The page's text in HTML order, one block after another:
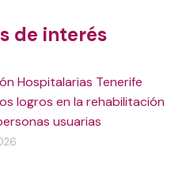
de interés
Hospitalarias Tenerife
logros en la rehabilitación
usuarias